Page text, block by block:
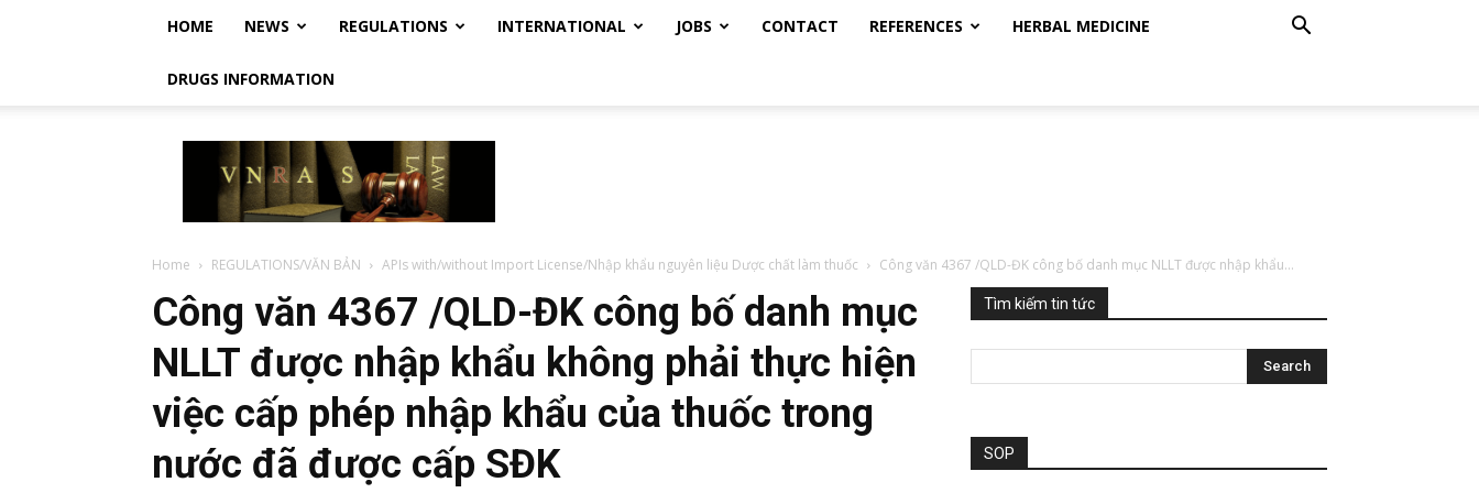
HOME NEWS REGULATIONS INTERNATIONAL JOBS CONTACT REFERENCES HERBAL MEDICINE
DRUGS INFORMATION
Vietnam
Regulatory
Affairs
Society
Luật
Việt
Nam
Home REGULATIONS/VĂN BẢN APIs with/without Import License/Nhập khẩu nguyên liệu Dược chất làm thuốc Công văn 4367 /QLD-ĐK công bố danh mục NLLT được nhập khẩu...
Công văn 4367 /QLD-ĐK công bố danh mục
NLLT được nhập khẩu không phải thực hiện
việc cấp phép nhập khẩu của thuốc trong
nước đã được cấp SĐK
Tìm kiếm tin tức
SOP